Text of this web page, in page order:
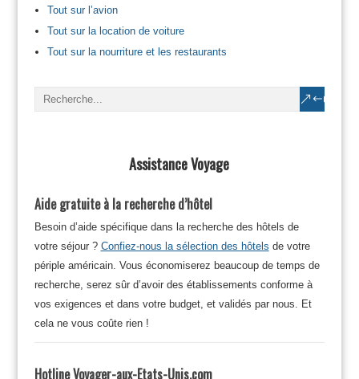
Tout sur l’avion
Tout sur la location de voiture
Tout sur la nourriture et les restaurants
Assistance Voyage
Aide gratuite à la recherche d’hôtel
Besoin d’aide spécifique dans la recherche des hôtels de
votre séjour ? Confiez-nous la sélection des hôtels de votre
périple américain. Vous économiserez beaucoup de temps de
recherche, serez sûr d’avoir des établissements conforme à
vos exigences et dans votre budget, et validés par nous. Et
cela ne vous coûte rien !
Hotline Voyager-aux-Etats-Unis.com